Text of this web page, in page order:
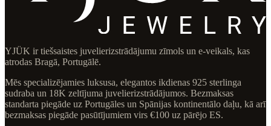
YJÜK ir tiešsaistes juvelierizstrādājumu zīmols un e-veikals, kas
atrodas Bragā, Portugālē.
Mēs specializējamies luksusa, elegantos ikdienas 925 sterlinga
sudraba un 18K zeltījuma juvelierizstrādājumos. Bezmaksas
standarta piegāde uz Portugāles un Spānijas kontinentālo daļu, kā arī
bezmaksas piegāde pasūtījumiem virs €100 uz pārējo ES.